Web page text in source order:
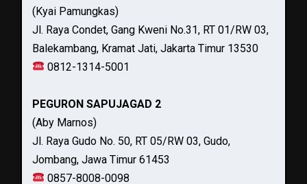
(Kyai Pamungkas)
Jl. Raya Condet, Gang Kweni No.31, RT 01/RW 03,
Balekambang, Kramat Jati, Jakarta Timur 13530
0812-1314-5001
PEGURON SAPUJAGAD 2
(Aby Marnos)
Jl. Raya Gudo No. 50, RT 05/RW 03, Gudo,
Jombang, Jawa Timur 61453
0857-8008-0098